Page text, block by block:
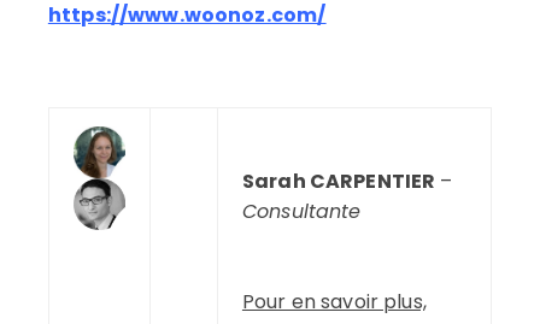
https://www.woonoz.com/
Sarah CARPENTIER –
Consultante
Pour en savoir plus,